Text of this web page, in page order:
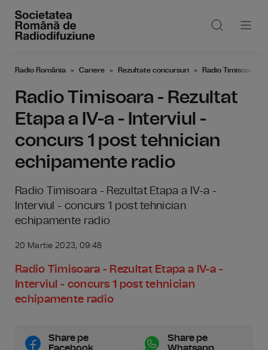
Radio România Cariere Rezultate concursuri Radio Timisoara -
Radio Timisoara - Rezultat
Etapa a IV-a - Interviul -
concurs 1 post tehnician
echipamente radio
Radio Timisoara - Rezultat Etapa a IV-a -
Interviul - concurs 1 post tehnician
echipamente radio
20 Martie 2023, 09:48
Radio Timisoara - Rezultat Etapa a IV-a -
Interviul - concurs 1 post tehnician
echipamente radio
Share pe
Share pe